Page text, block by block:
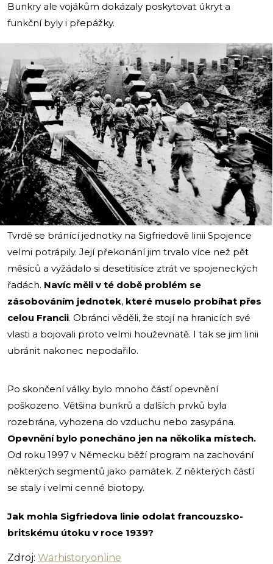
Bunkry ale vojákům dokázaly poskytovat úkryt a
funkční byly i přepážky.
i
Tvrdě se bránící jednotky na Sigfriedově linii Spojence
velmi potrápily. Její překonání jim trvalo více než pět
měsíců a vyžádalo si desetitisíce ztrát ve spojeneckých
řadách. Navíc měli v té době problém se
zásobováním jednotek, které muselo probíhat přes
celou Francii. Obránci věděli, že stojí na hranicích své
vlasti a bojovali proto velmi houževnatě. I tak se jim linii
ubránit nakonec nepodařilo.
Po skončení války bylo mnoho částí opevnění
poškozeno. Většina bunkrů a dalších prvků byla
rozebrána, vyhozena do vzduchu nebo zasypána.
Opevnění bylo ponecháno jen na několika místech.
Od roku 1997 v Německu běží program na zachování
některých segmentů jako památek. Z některých částí
se staly i velmi cenné biotopy.
Jak mohla Sigfriedova linie odolat francouzsko-
britskému útoku v roce 1939?
Zdroj: Warhistoryonline